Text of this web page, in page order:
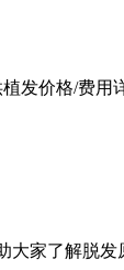
发价格/费用
大家了解脱